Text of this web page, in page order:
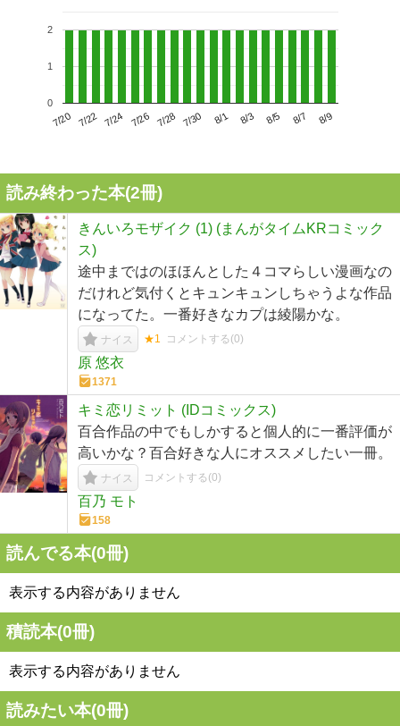
7/20 7/22 7/24 7/26 7/28 7/30 8/1 8/3 8/5 8/7 8/9
0
1
2
読み終わった本(2冊)
きんいろモザイク (1) (まんがタイムKRコミック
ス)
途中まではのほほんとした４コマらしい漫画なの
だけれど気付くとキュンキュンしちゃうよな作品
になってた。一番好きなカプは綾陽かな。
ナイス ★1 コメントする(0)
原 悠衣
1371
キミ恋リミット (IDコミックス)
百合作品の中でもしかすると個人的に一番評価が
高いかな？百合好きな人にオススメしたい一冊。
ナイス コメントする(0)
百乃 モト
158
読んでる本(0冊)
表示する内容がありません
積読本(0冊)
表示する内容がありません
読みたい本(0冊)